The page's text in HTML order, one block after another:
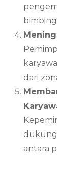
dari
antara